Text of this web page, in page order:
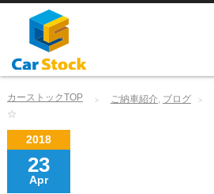
カーストックTOP ご納車紹介 ブログ
☆
2018
23
Apr